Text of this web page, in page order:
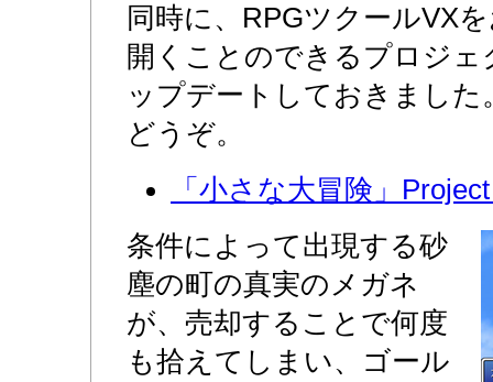
同時に、RPGツクールVX
開くことのできるプロジ
ップデートしておきまし
どうぞ。
「小さな大冒険」
条件によって出現する砂
塵の町の真実のメガネ
が、売却することで何度
も拾えてしまい、ゴール